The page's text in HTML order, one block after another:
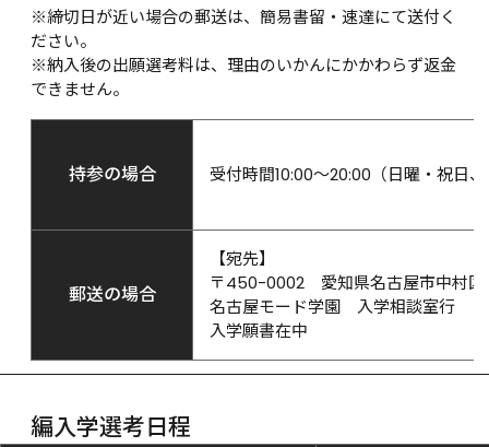
※締切日が近い場合の郵送は、簡易書留・速達にて送付く
ださい。
※納入後の出願選考料は、理由のいかんにかかわらず返金
できません。
持参の場合 受付時間10:00～20:00（日曜・祝日
郵送の場合
【宛先】
〒450-0002　愛知県名古屋市中村
名古屋モード学園　入学相談室行
入学願書在中
編入学選考日程